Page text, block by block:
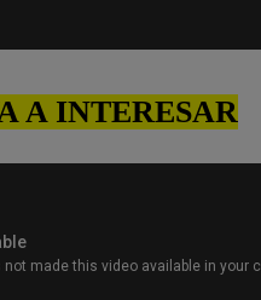
A INTERESAR